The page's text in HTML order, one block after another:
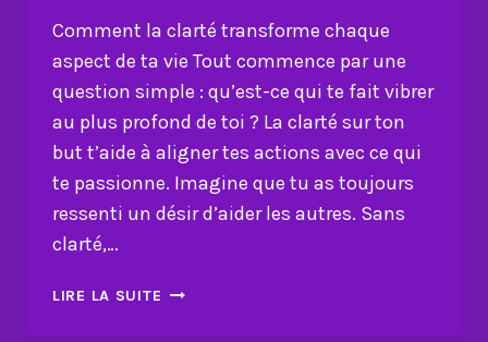
Comment la clarté transforme chaque
aspect de ta vie Tout commence par une
question simple : qu’est-ce qui te fait vibrer
au plus profond de toi ? La clarté sur ton
but t’aide à aligner tes actions avec ce qui
te passionne. Imagine que tu as toujours
ressenti un désir d’aider les autres. Sans
clarté,…
LIRE LA SUITE COMMENT